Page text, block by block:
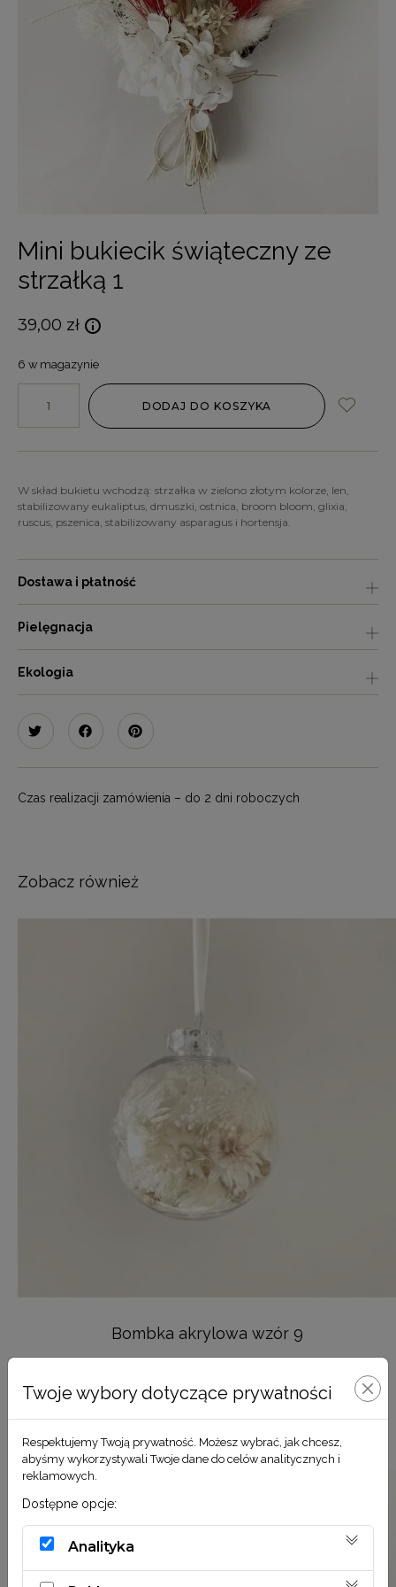
Mini bukiecik świąteczny ze
strzałką 1
39,00 zł
6 w magazynie
DODAJ DO KOSZYKA
W skład bukietu wchodzą: strzałka w zielono złotym kolorze, len,
stabilizowany eukaliptus, dmuszki, ostnica, broom bloom, glixia,
ruscus, pszenica, stabilizowany asparagus i hortensja.
Dostawa i płatność
Pielęgnacja
Ekologia
Czas realizacji zamówienia – do 2 dni roboczych
Zobacz również
Bombka akrylowa wzór 9
Twoje wybory dotyczące prywatności
Respektujemy Twoją prywatność. Możesz wybrać, jak chcesz,
abyśmy wykorzystywali Twoje dane do celów analitycznych i
reklamowych.
Dostępne opcje:
Analityka